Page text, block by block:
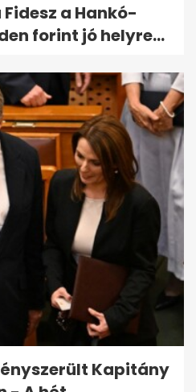
a Hankó-
forint jó helyre...
Kapitány